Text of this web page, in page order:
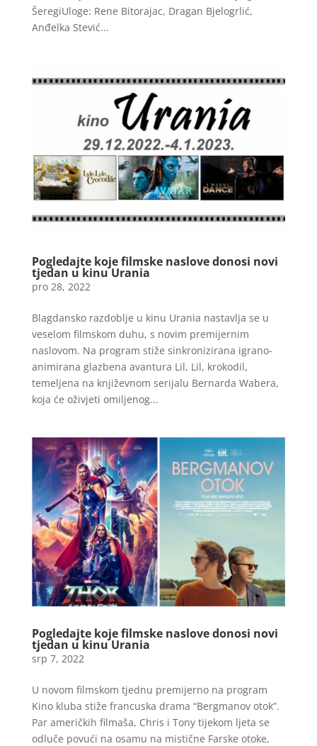
ŠeregiUloge: Rene Bitorajac, Dragan Bjelogrlić,
Anđelka Stević...
Pogledajte koje filmske naslove donosi novi
tjedan u kinu Urania
pro 28, 2022
Blagdansko razdoblje u kinu Urania nastavlja se u
veselom filmskom duhu, s novim premijernim
naslovom. Na program stiže sinkronizirana igrano-
animirana glazbena avantura Lil, Lil, krokodil,
temeljena na književnom serijalu Bernarda Wabera,
koja će oživjeti omiljenog...
Pogledajte koje filmske naslove donosi novi
tjedan u kinu Urania
srp 7, 2022
U novom filmskom tjednu premijerno na program
Kino kluba stiže francuska drama “Bergmanov otok”.
Par američkih filmaša, Chris i Tony tijekom ljeta se
odluče povući na osamu na mistične Farske otoke,